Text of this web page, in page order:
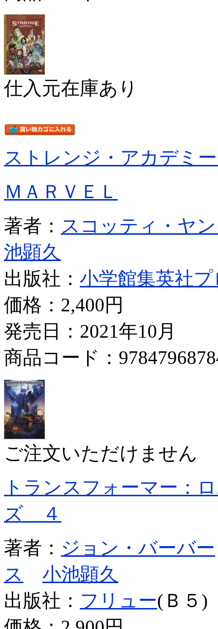
仕入元在庫あり
ストレンジ・アカデミ
ＭＡＲＶＥＬ
著者： スコッティ・ヤ
池顕久
出版社： 小学館集英社
価格： 2,400円
発売日：2021年10月
商品コード：
ご注文いただけません
トランスフォーマー：
ズ ４
著者： ジョン・バーバー
ス
小池顕久
出版社： フリュー(Ｂ５)